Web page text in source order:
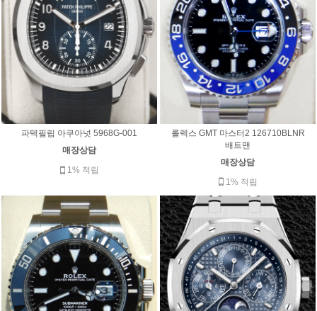
파텍필립 아쿠아넛 5968G-001
매장상담
1% 적립
롤렉스 GMT 마스터2 126710BLNR
배트맨
매장상담
1% 적립